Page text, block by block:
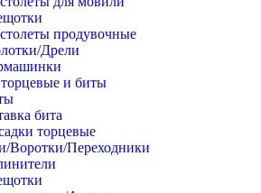
продувочные
Дрели
и биты
бита
торцевые
Воротки/Переходники